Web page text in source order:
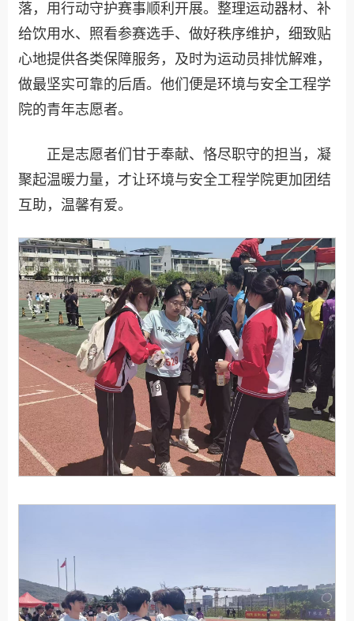
落，用行动守护赛事顺利开展。整理运动器材、补
给饮用水、照看参赛选手、做好秩序维护，细致贴
心地提供各类保障服务，及时为运动员排忧解难，
做最坚实可靠的后盾。他们便是环境与安全工程学
院的青年志愿者。
正是志愿者们甘于奉献、恪尽职守的担当，凝
聚起温暖力量，才让环境与安全工程学院更加团结
互助，温馨有爱。